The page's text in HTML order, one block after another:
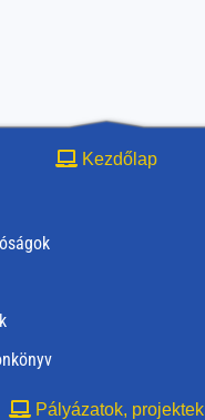
Kezdőlap
Pályázatok, projektek